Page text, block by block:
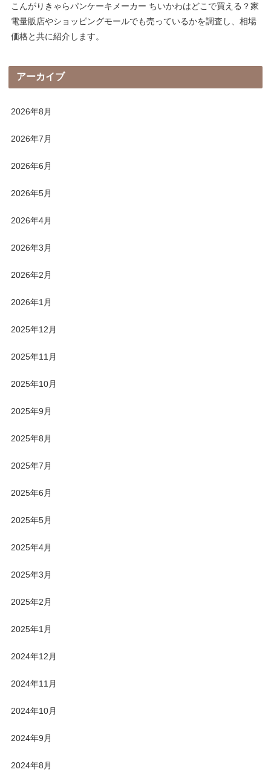
こんがりきゃらパンケーキメーカー ちいかわはどこで買える？家
電量販店やショッピングモールでも売っているかを調査し、相場
価格と共に紹介します。
アーカイブ
2026年8月
2026年7月
2026年6月
2026年5月
2026年4月
2026年3月
2026年2月
2026年1月
2025年12月
2025年11月
2025年10月
2025年9月
2025年8月
2025年7月
2025年6月
2025年5月
2025年4月
2025年3月
2025年2月
2025年1月
2024年12月
2024年11月
2024年10月
2024年9月
2024年8月